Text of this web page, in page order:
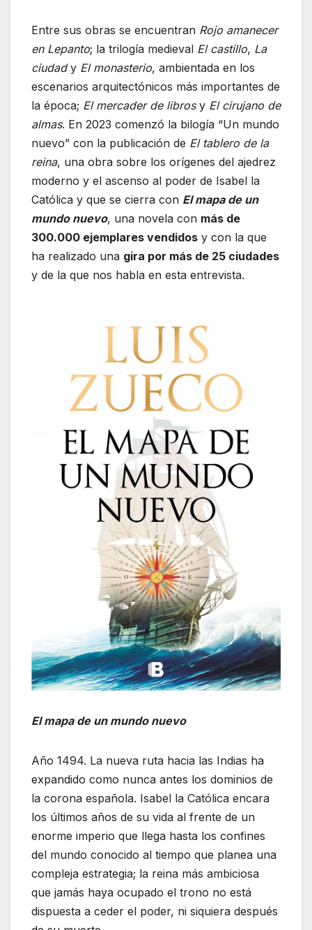
Entre sus obras se encuentran Rojo amanecer
en Lepanto; la trilogía medieval El castillo, La
ciudady El monasterio, ambientada en los
escenarios arquitectónicos más importantes de
la época; El mercader de librosy El cirujano de
almas. En 2023 comenzó la bilogía “Un mundo
nuevo” con la publicación de El tablero de la
reina, una obra sobre los orígenes del ajedrez
moderno y el ascenso al poder de Isabel la
Católica y que se cierra con El mapa de un
mundo nuevo, una novela con más de
300.000 ejemplares vendidos y con la que
ha realizado una gira por más de 25 ciudades
y de la que nos habla en esta entrevista.
El mapa de un mundo nuevo
Año 1494. La nueva ruta hacia las Indias ha
expandido como nunca antes los dominios de
la corona española. Isabel la Católica encara
los últimos años de su vida al frente de un
enorme imperio que llega hasta los confines
del mundo conocido al tiempo que planea una
compleja estrategia; la reina más ambiciosa
que jamás haya ocupado el trono no está
dispuesta a ceder el poder, ni siquiera después